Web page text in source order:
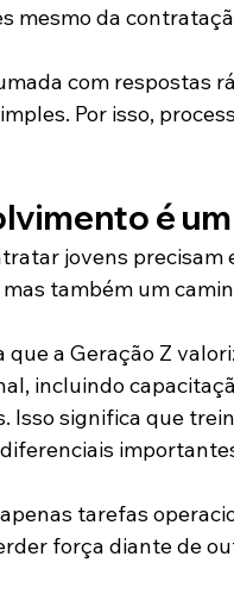
mesmo da
com respostas
Por isso,
é
jovens
também um
a Geração Z
incluindo
Isso significa que
tarefas
força diante de